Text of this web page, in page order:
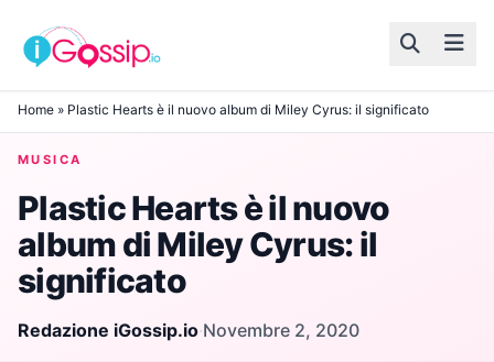
Skip to content
Home » Plastic Hearts è il nuovo album di Miley Cyrus: il significato
MUSICA
Plastic Hearts è il nuovo
album di Miley Cyrus: il
significato
Redazione iGossip.io·Novembre 2, 2020